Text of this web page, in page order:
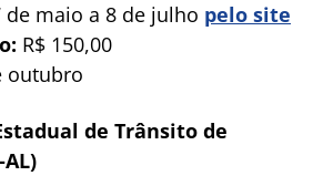
de maio a 8 de julho pelo site
R$ 150,00
outubro
de Trânsito de